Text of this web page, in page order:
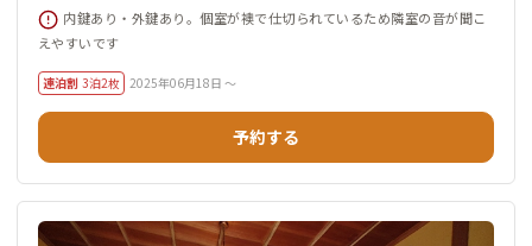
内鍵あり・外鍵あり。個室が襖で仕切られているため隣室の音が聞こ
えやすいです
連泊割 3泊2枚 2025年06月18日 ～
予約する